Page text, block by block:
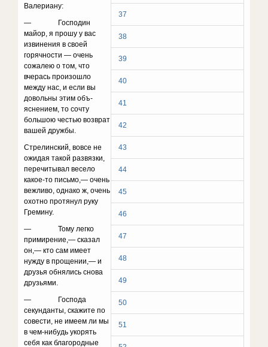
37
38
39
40
41
42
43
44
45
46
47
48
49
50
51
Валериану:
— Господин
майор, я прошу у вас
извинения в своей
горячности — очень
сожалею о том, что
вчерась произошло
между нас, и если вы
довольны этим объ­
яснением, то сочту
большою честью возврат
вашей дружбы.
Стрелинский, вовсе не
ожидая такой развязки,
пере­читывал весело
какое-то письмо,— очень
вежливо, од­нако ж, очень
охотно протянул руку
Гремину.
— Тому легко
примирение,— сказал
он,— кто сам имеет
нужду в прощении,— и
друзья обнялись снова
друзьями.
— Господа
секунданты, скажите по
совести, не имеем ли мы
в чем-нибудь укорять
себя как благородные